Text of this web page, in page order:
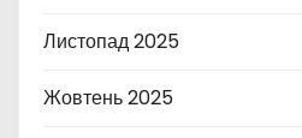
Листопад 2025
Жовтень 2025